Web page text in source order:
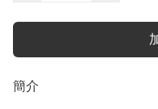
簡介